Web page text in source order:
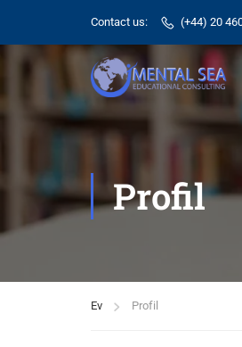
Contact us: (+44) 20
Profil
Ev Profil